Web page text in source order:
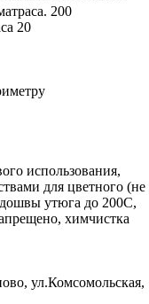
200
20
использования,
для цветного (не
утюга до 200С,
химчистка
ул.Комсомольская,